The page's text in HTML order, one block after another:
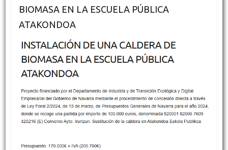
BIOMASA EN LA ESCUELA PÚBLICA
ATAKONDOA